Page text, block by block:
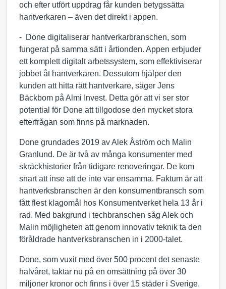
och efter utfört uppdrag får kunden betygssätta
hantverkaren – även det direkt i appen.
- Done digitaliserar hantverkarbranschen, som
fungerat på samma sätt i årtionden. Appen erbjuder
ett komplett digitalt arbetssystem, som effektiviserar
jobbet åt hantverkaren. Dessutom hjälper den
kunden att hitta rätt hantverkare, säger Jens
Bäckbom på Almi Invest. Detta gör att vi ser stor
potential för Done att tillgodose den mycket stora
efterfrågan som finns på marknaden.
Done grundades 2019 av Alek Åström och Malin
Granlund. De är två av många konsumenter med
skräckhistorier från tidigare renoveringar. De kom
snart att inse att de inte var ensamma. Faktum är att
hantverksbranschen är den konsumentbransch som
fått flest klagomål hos Konsumentverket hela 13 år i
rad. Med bakgrund i techbranschen såg Alek och
Malin möjligheten att genom innovativ teknik ta den
föråldrade hantverksbranschen in i 2000-talet.
Done, som vuxit med över 500 procent det senaste
halvåret, taktar nu på en omsättning på över 30
miljoner kronor och finns i över 15 städer i Sverige.